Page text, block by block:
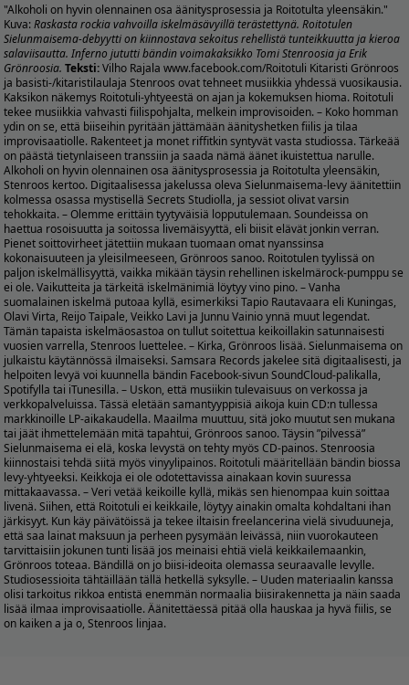
"Alkoholi on hyvin olennainen osa äänitysprosessia ja Roitotulta yleensäkin."
Kuva:Raskasta rockia vahvoilla iskelmäsävyillä terästettynä. Roitotulen
Sielunmaisema-debyytti on kiinnostava sekoitus rehellistä tunteikkuutta ja kieroa
salaviisautta. Inferno jututti bändin voimakaksikko Tomi Stenroosia jaErik
Grönroosia. Teksti:Vilho Rajala www.facebook.com/Roitotuli Kitaristi Grönroos
ja basisti-/kitaristilaulaja Stenroos ovat tehneet musiikkia yhdessä vuosikausia.
Kaksikon näkemys Roitotuli-yhtyeestä on ajan ja kokemuksen hioma. Roitotuli
tekee musiikkia vahvasti fiilispohjalta, melkein improvisoiden. – Koko homman
ydin on se, että biiseihin pyritään jättämään äänityshetken fiilis ja tilaa
improvisaatiolle. Rakenteet ja monet riffitkin syntyvät vasta studiossa. Tärkeää
on päästä tietynlaiseen transsiin ja saada nämä äänet ikuistettua narulle.
Alkoholi on hyvin olennainen osa äänitysprosessia ja Roitotulta yleensäkin,
Stenroos kertoo. Digitaalisessa jakelussa oleva Sielunmaisema-levy äänitettiin
kolmessa osassa mystisellä Secrets Studiolla, ja sessiot olivat varsin
tehokkaita. – Olemme erittäin tyytyväisiä lopputulemaan. Soundeissa on
haettua rosoisuutta ja soitossa livemäisyyttä, eli biisit elävät jonkin verran.
Pienet soittovirheet jätettiin mukaan tuomaan omat nyanssinsa
kokonaisuuteen ja yleisilmeeseen, Grönroos sanoo. Roitotulen tyylissä on
paljon iskelmällisyyttä, vaikka mikään täysin rehellinen iskelmärock-pumppu se
ei ole. Vaikutteita ja tärkeitä iskelmänimiä löytyy vino pino. – Vanha
suomalainen iskelmä putoaa kyllä, esimerkiksi Tapio Rautavaara eli Kuningas,
Olavi Virta, Reijo Taipale, Veikko Lavi ja Junnu Vainio ynnä muut legendat.
Tämän tapaista iskelmäosastoa on tullut soitettua keikoillakin satunnaisesti
vuosien varrella, Stenroos luettelee. – Kirka, Grönroos lisää. Sielunmaisema on
julkaistu käytännössä ilmaiseksi. Samsara Records jakelee sitä digitaalisesti, ja
helpoiten levyä voi kuunnella bändin Facebook-sivun SoundCloud-palikalla,
Spotifylla tai iTunesilla. – Uskon, että musiikin tulevaisuus on verkossa ja
verkkopalveluissa. Tässä eletään samantyyppisiä aikoja kuin CD:n tullessa
markkinoille LP-aikakaudella. Maailma muuttuu, sitä joko muutut sen mukana
tai jäät ihmettelemään mitä tapahtui, Grönroos sanoo. Täysin ”pilvessä”
Sielunmaisema ei elä, koska levystä on tehty myös CD-painos. Stenroosia
kiinnostaisi tehdä siitä myös vinyylipainos. Roitotuli määritellään bändin biossa
levy-yhtyeeksi. Keikkoja ei ole odotettavissa ainakaan kovin suuressa
mittakaavassa. – Veri vetää keikoille kyllä, mikäs sen hienompaa kuin soittaa
livenä. Siihen, että Roitotuli ei keikkaile, löytyy ainakin omalta kohdaltani ihan
järkisyyt. Kun käy päivätöissä ja tekee iltaisin freelancerina vielä sivuduuneja,
että saa lainat maksuun ja perheen pysymään leivässä, niin vuorokauteen
tarvittaisiin jokunen tunti lisää jos meinaisi ehtiä vielä keikkailemaankin,
Grönroos toteaa. Bändillä on jo biisi-ideoita olemassa seuraavalle levylle.
Studiosessioita tähtäillään tällä hetkellä syksylle. – Uuden materiaalin kanssa
olisi tarkoitus rikkoa entistä enemmän normaalia biisirakennetta ja näin saada
lisää ilmaa improvisaatiolle. Äänitettäessä pitää olla hauskaa ja hyvä fiilis, se
on kaiken a ja o, Stenroos linjaa.